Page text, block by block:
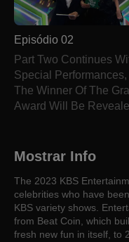
Episódio 02
Part Two Continues
Special Performances,
The Winner Of The
Award Will Be
Mostrar Info
The 2023 KBS
celebrities who have
KBS variety shows.
from Beat Coin, which
fresh new fun in itself, to